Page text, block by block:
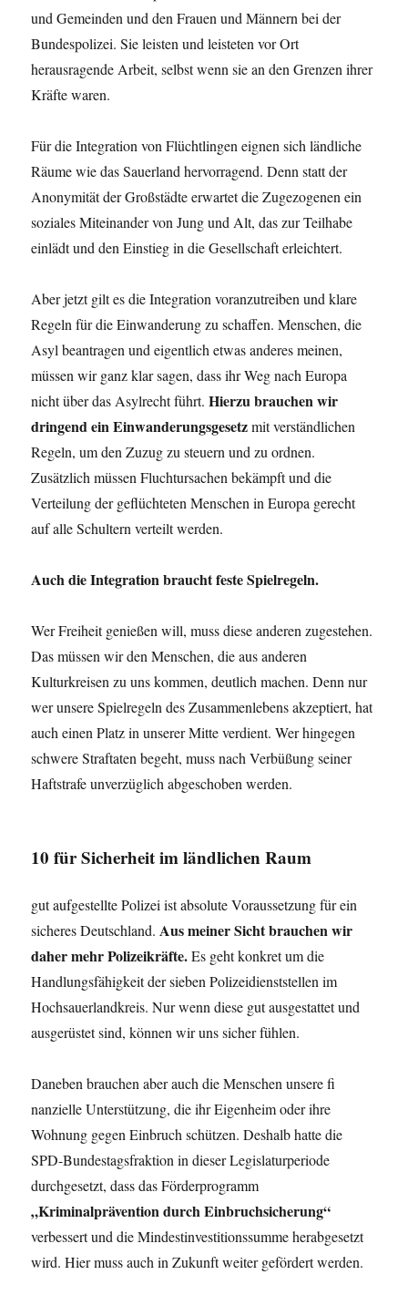
und Gemeinden und den Frauen und Männern bei der
Bundespolizei. Sie leisten und leisteten vor Ort
herausragende Arbeit, selbst wenn sie an den Grenzen ihrer
Kräfte waren.
Für die Integration von Flüchtlingen eignen sich ländliche
Räume wie das Sauerland hervorragend. Denn statt der
Anonymität der Großstädte erwartet die Zugezogenen ein
soziales Miteinander von Jung und Alt, das zur Teilhabe
einlädt und den Einstieg in die Gesellschaft erleichtert.
Aber jetzt gilt es die Integration voranzutreiben und klare
Regeln für die Einwanderung zu schaffen. Menschen, die
Asyl beantragen und eigentlich etwas anderes meinen,
müssen wir ganz klar sagen, dass ihr Weg nach Europa
nicht über das Asylrecht führt.Hierzu brauchen wir
dringend ein Einwanderungsgesetzmit verständlichen
Regeln, um den Zuzug zu steuern und zu ordnen.
Zusätzlich müssen Fluchtursachen bekämpft und die
Verteilung der geflüchteten Menschen in Europa gerecht
auf alle Schultern verteilt werden.
Auch die Integration braucht feste Spielregeln.
Wer Freiheit genießen will, muss diese anderen zugestehen.
Das müssen wir den Menschen, die aus anderen
Kulturkreisen zu uns kommen, deutlich machen. Denn nur
wer unsere Spielregeln des Zusammenlebens akzeptiert, hat
auch einen Platz in unserer Mitte verdient. Wer hingegen
schwere Straftaten begeht, muss nach Verbüßung seiner
Haftstrafe unverzüglich abgeschoben werden.
10 für Sicherheit im ländlichen Raum
gut aufgestellte Polizei ist absolute Voraussetzung für ein
sicheres Deutschland.Aus meiner Sicht brauchen wir
daher mehr Polizeikräfte.Es geht konkret um die
Handlungsfähigkeit der sieben Polizeidienststellen im
Hochsauerlandkreis. Nur wenn diese gut ausgestattet und
ausgerüstet sind, können wir uns sicher fühlen.
Daneben brauchen aber auch die Menschen unsere fi
nanzielle Unterstützung, die ihr Eigenheim oder ihre
Wohnung gegen Einbruch schützen. Deshalb hatte die
SPD-Bundestagsfraktion in dieser Legislaturperiode
durchgesetzt, dass das Förderprogramm
„Kriminalprävention durch Einbruchsicherung“
verbessert und die Mindestinvestitionssumme herabgesetzt
wird. Hier muss auch in Zukunft weiter gefördert werden.